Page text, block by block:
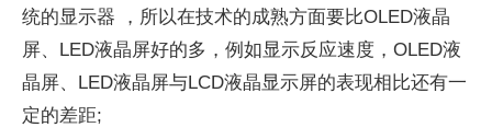
统的显示器 ，所以在技术的成熟方面要比OLED液晶
屏、LED液晶屏好的多，例如显示反应速度，OLED液
晶屏、LED液晶屏与LCD液晶显示屏的表现相比还有一
定的差距;